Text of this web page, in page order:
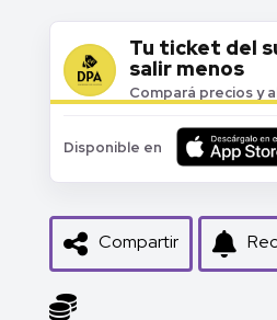
Tu ticket del
salir menos
Compará precios y
Disponible en
Compartir